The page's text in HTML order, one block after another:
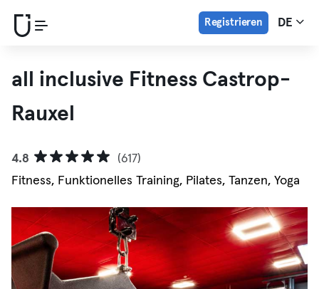
Registrieren DE
all inclusive Fitness Castrop-
Rauxel
4.8
(617)
Fitness, Funktionelles Training, Pilates, Tanzen, Yoga